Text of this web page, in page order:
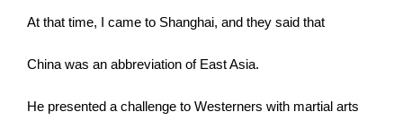
At that time, I came to Shanghai, and they said that
China was an abbreviation of East Asia.
He presented a challenge to Westerners with martial arts